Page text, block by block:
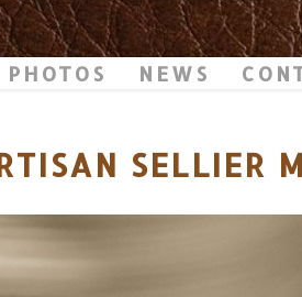
PHOTOS NEWS
SELLIER